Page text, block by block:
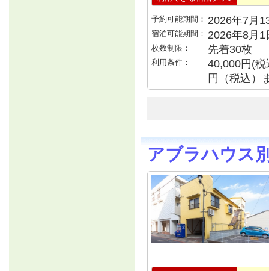
予約可能期間： 2026年7月
宿泊可能期間： 2026年8月
枚数制限： 先着30枚
利用条件：
40,000円(
円（税込）
アブラハウス